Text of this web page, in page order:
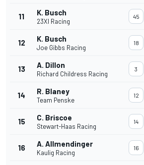
11 K. Busch
23XI Racing
45
12 K. Busch
Joe Gibbs Racing
18
13 A. Dillon
Richard Childress Racing
3
14 R. Blaney
Team Penske
12
15 C. Briscoe
Stewart-Haas Racing
14
16 A. Allmendinger
Kaulig Racing
16